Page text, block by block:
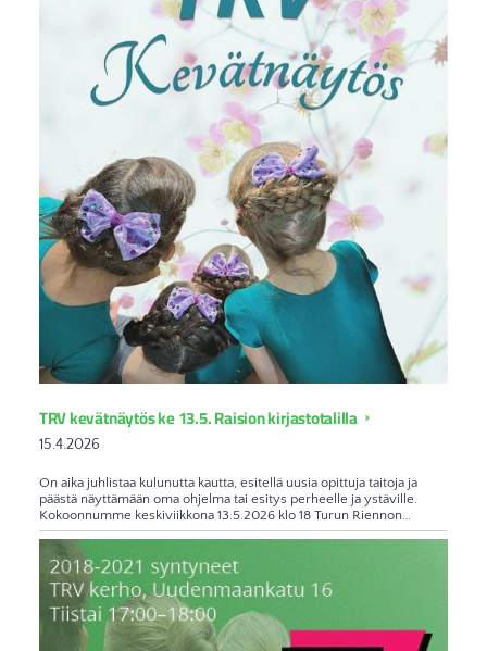
TRV kevätnäytös ke 13.5. Raision kirjastotalilla
15.4.2026
On aika juhlistaa kulunutta kautta, esitellä uusia opittuja taitoja ja
päästä näyttämään oma ohjelma tai esitys perheelle ja ystäville.
Kokoonnumme keskiviikkona 13.5.2026 klo 18 Turun Riennon…